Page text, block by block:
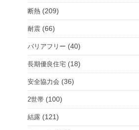
断熱 (209)
耐震 (66)
バリアフリー (40)
長期優良住宅 (18)
安全協力会 (36)
2世帯 (100)
結露 (121)